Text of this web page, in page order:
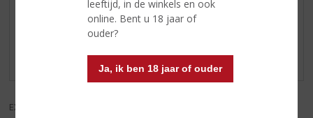
leeftijd, in de winkels en ook
online. Bent u 18 jaar of
ouder?
Ja, ik ben 18 jaar of ouder
Schrijf een review
Er zijn nog geen reviews geplaatst voor dit product
EXCL. BTW